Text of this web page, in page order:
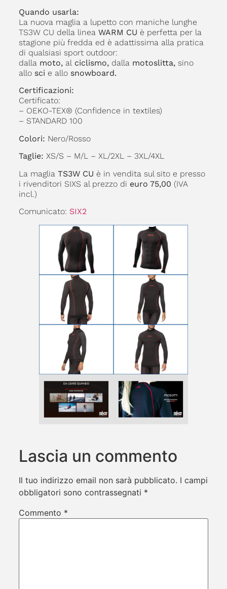
Quando usarla:
La nuova maglia a lupetto con maniche lunghe
TS3W CU della linea WARM CU è perfetta per la
stagione più fredda ed è adattissima alla pratica
di qualsiasi sport outdoor:
dalla moto, al ciclismo,dalla motoslitta,sino
allosci e allo snowboard.
Certificazioni:
Certificato:
– OEKO-TEX® (Confidence in textiles)
– STANDARD 100
Colori: Nero/Rosso
Taglie: XS/S – M/L – XL/2XL – 3XL/4XL
La maglia TS3W CU è in vendita sul sito e presso
i rivenditori SIXS al prezzo di euro 75,00 (IVA
incl.)
Comunicato: SIX2
Lascia un commento
Il tuo indirizzo email non sarà pubblicato. I campi
obbligatori sono contrassegnati *
Commento *